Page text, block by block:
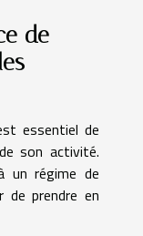
de
essentiel de
son activité.
un régime de
de prendre en